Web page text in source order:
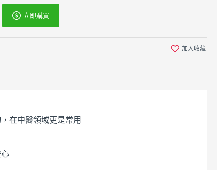
立即購買
加入收藏
在中醫領域更是常用